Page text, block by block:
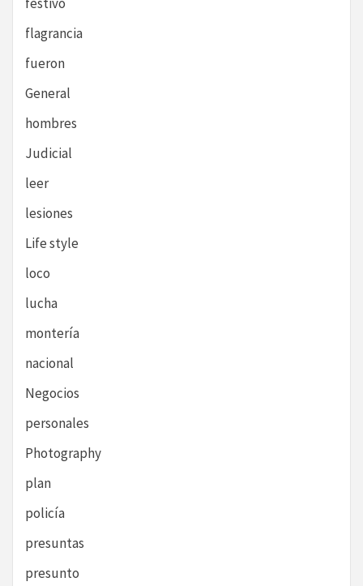
flagrancia
fueron
General
hombres
Judicial
leer
lesiones
Life style
loco
lucha
montería
nacional
Negocios
personales
Photography
plan
policía
presuntas
presunto